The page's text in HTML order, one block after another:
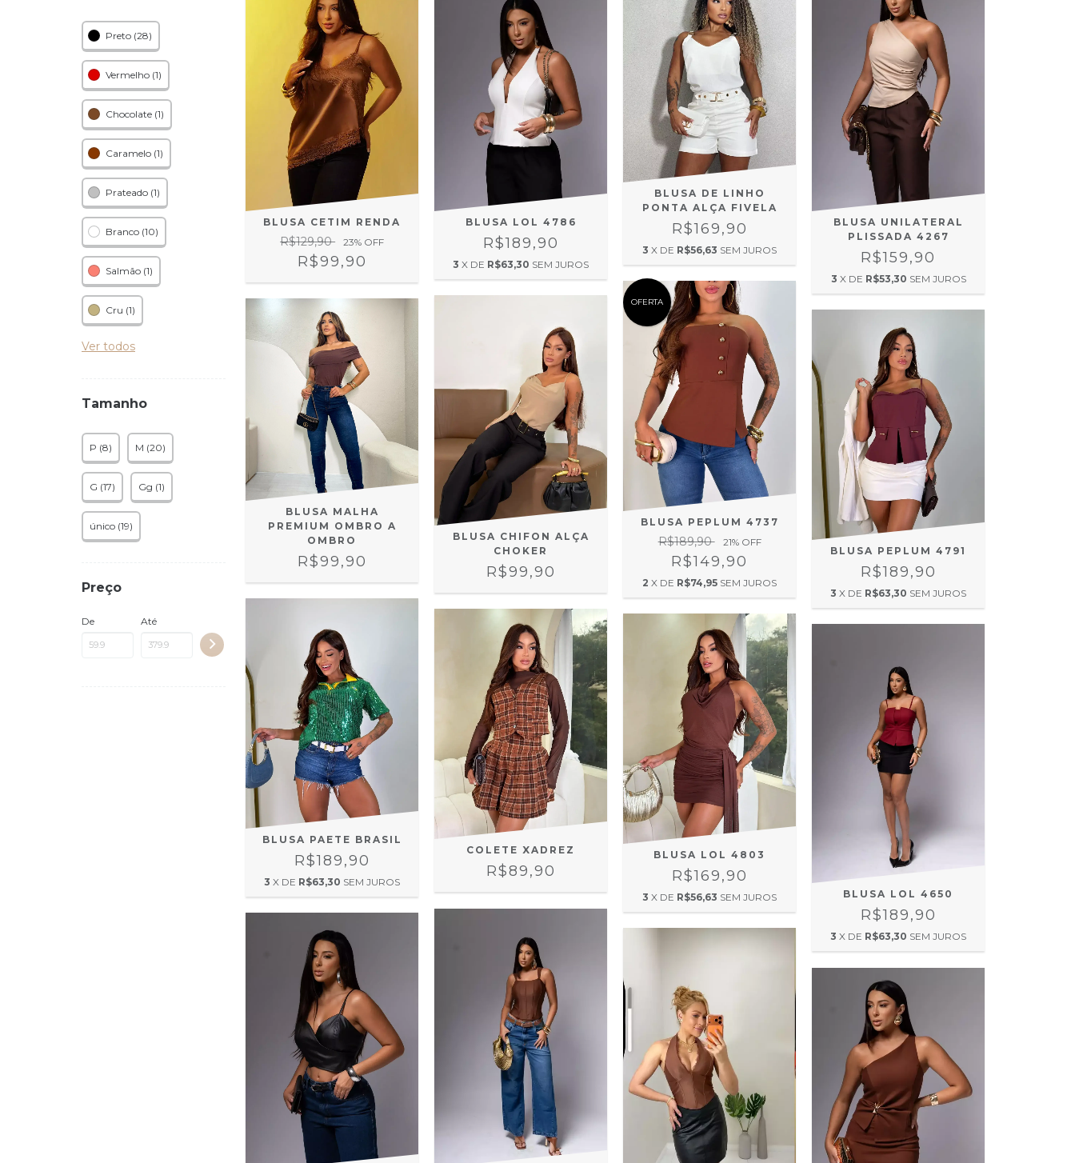
Preto (28)
Vermelho (1)
Chocolate (1)
Caramelo (1)
Prateado (1)
Branco (10)
Salmão (1)
Cru (1)
Ver todos
Tamanho
P (8) M (20)
G (17) Gg (1)
único (19)
Preço
De Até
BLUSA CETIM RENDA
R$129,90 23% OFF
R$99,90
BLUSA LOL 4786
R$189,90
3 X DE R$63,30 SEM JUROS
BLUSA DE LINHO
PONTA ALÇA FIVELA
R$169,90
3 X DE R$56,63 SEM JUROS
BLUSA UNILATERAL
PLISSADA 4267
R$159,90
3 X DE R$53,30 SEM JUROS
BLUSA MALHA
PREMIUM OMBRO A
OMBRO
R$99,90
BLUSA CHIFON ALÇA
CHOKER
R$99,90
OFERTA
BLUSA PEPLUM 4737
R$189,90 21% OFF
R$149,90
2 X DE R$74,95 SEM JUROS
BLUSA PEPLUM 4791
R$189,90
3 X DE R$63,30 SEM JUROS
BLUSA PAETE BRASIL
R$189,90
3 X DE R$63,30 SEM JUROS
COLETE XADREZ
R$89,90
BLUSA LOL 4803
R$169,90
3 X DE R$56,63 SEM JUROS BLUSA LOL 4650
R$189,90
3 X DE R$63,30 SEM JUROS